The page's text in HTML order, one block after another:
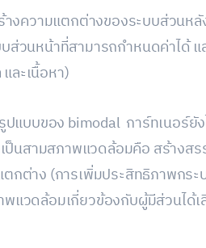
งความแตกต่างของระบบส่วนห
ส่วนหน้าที่สามารถกำหนดค่าได้
ละเนื้อหา)
แบบของ bimodal การ์ทเนอร์ยั
ป็นสามสภาพแวดล้อมคือ สร้างส
กต่าง (การเพิ่มประสิทธิภาพกระ
พแวดล้อมเกี่ยวข้องกับผู้มีส่วนได้